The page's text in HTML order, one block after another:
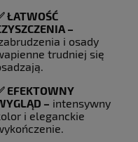
ŁATWOŚĆ
–
i osady
trudniej się
EFEKTOWNY
– intensywny
i eleganckie